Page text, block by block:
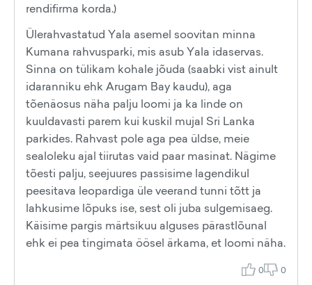
rendifirma korda.)
Ülerahvastatud Yala asemel soovitan minna
Kumana rahvusparki, mis asub Yala idaservas.
Sinna on tülikam kohale jõuda (saabki vist ainult
idaranniku ehk Arugam Bay kaudu), aga
tõenäosus näha palju loomi ja ka linde on
kuuldavasti parem kui kuskil mujal Sri Lanka
parkides. Rahvast pole aga pea üldse, meie
sealoleku ajal tiirutas vaid paar masinat. Nägime
tõesti palju, seejuures passisime lagendikul
peesitava leopardiga üle veerand tunni tõtt ja
lahkusime lõpuks ise, sest oli juba sulgemisaeg.
Käisime pargis märtsikuu alguses pärastlõunal
ehk ei pea tingimata öösel ärkama, et loomi näha.
0 0